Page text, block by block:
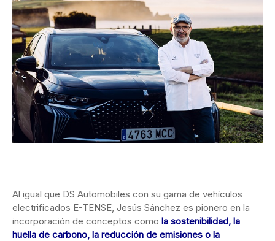
Al igual que DS Automobiles con su gama de vehículos
electrificados E-TENSE, Jesús Sánchez es pionero en la
incorporación de conceptos como la sostenibilidad, la
huella de carbono, la reducción de emisiones o la